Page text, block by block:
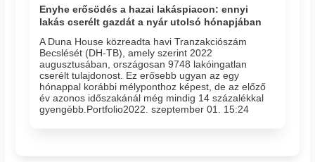
Enyhe erősödés a hazai lakáspiacon: ennyi
lakás cserélt gazdát a nyár utolsó hónapjában
A Duna House közreadta havi Tranzakciószám
Becslését (DH-TB), amely szerint 2022
augusztusában, országosan 9748 lakóingatlan
cserélt tulajdonost. Ez erősebb ugyan az egy
hónappal korábbi mélyponthoz képest, de az előző
év azonos időszakánál még mindig 14 százalékkal
gyengébb.Portfolio2022. szeptember 01. 15:24